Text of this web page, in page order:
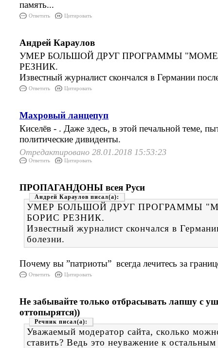
память...
Ответить Цитировать
Андрей Караулов
УМЕР БОЛЬШОЙ ДРУГ ПРОГРАММЫ
РЕЗНИК.
Известный журналист скончался в Германии
Ответить Цитировать
Махровый ланцепуп
Киселёв - . Даже здесь, в этой печальной теме,
политические дивиденты.
Отредактировано 28.01.2018 15:53:23
Ответить Цитировать
ПРОПАГАНДОНЫ всея Руси
Андрей Караулов
УМЕР БОЛЬШОЙ ДРУГ ПРОГРАММЫ
БОРИС РЕЗНИК.
Известный журналист скончался в
болезни.
Почему вы ”патриоты” всегда лечитесь за
Ответить Цитировать
Не забывайте только отбрасывать лапшу с
оттопырятся))
Речник
Уважаемый модератор сайта, сколько
ставить? Ведь это неуважение к